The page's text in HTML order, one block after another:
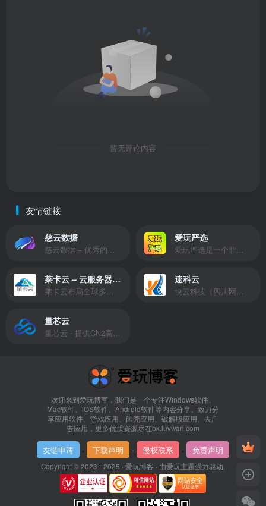
暂无评论内容
友情链接
慈云数据
慈云数据 – 优秀的云服务器服务商，提供最具有性价比的产品。慈云数据是开发者必不可少的良心云
爱玩严选
爱玩严选是一个非常有保障且性价比极高的虚拟商城，包括但不限于苹果证书、技术指导、会员充值等多种虚拟服务！
莱卡云 – 云服务器提供商
莱卡云布局全球多个地理区域。提供服务有：境外云服务器、国内云服务器、独立服务器、服务器托管、CDN、SSL证书、游戏服务器等业务。
速科云
快云科技（四川网联快云科技有限公司）成立于2021年，主营互联网业务平台服务提供商。公司专注为用户提供低价高性能云计算产品，致力于云计算应用的易用性开发，并引导云计算在国内普及
量芯云
量芯云 - 提供CN2高速香港美国云服务器&专业高防服务器租用等云服务器供应商
欢迎来到爱玩博客，我们是一个专注Windows软件、
Mac软件、iOS软件、Android软件等内容分享。致力分
享应用软件、游戏应用、砸壳应用、破解版应用、去广
告应用，更多优质资源尽在bk.luvwan.com
友链申请 - 下载声明 - 侵权联系 - 免责声明
Copyright © 2023 - 2025 · 爱玩博客 · 由爱玩主题强力驱动.